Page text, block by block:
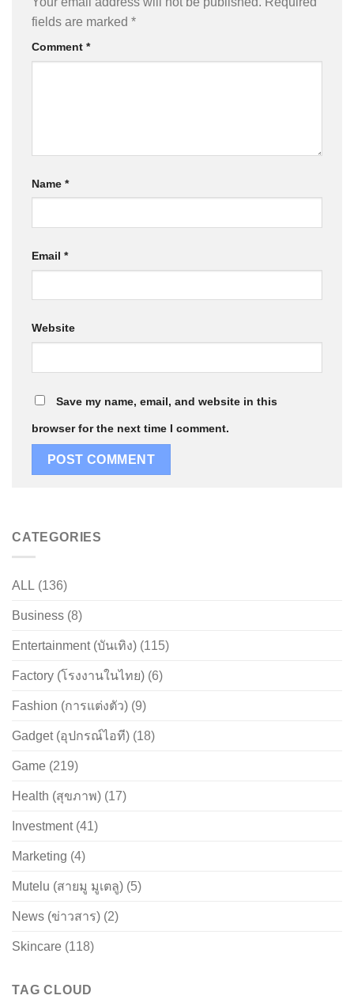
fields are marked *
Comment *
Name *
Email *
Website
Save my name, email, and website in this
browser for the next time I comment.
CATEGORIES
ALL (136)
Business (8)
Entertainment (บันเทิง) (115)
Factory (โรงงานในไทย) (6)
Fashion (การแต่งตัว) (9)
Gadget (อุปกรณ์ไอที) (18)
Game (219)
Health (สุขภาพ) (17)
Investment(41)
Marketing (4)
Mutelu (สายมู มูเตลู) (5)
News (ข่าวสาร) (2)
Skincare (118)
TAG CLOUD